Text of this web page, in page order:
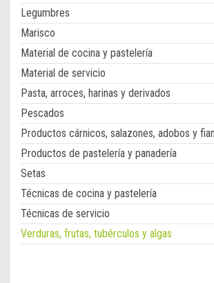
Legumbres
Marisco
Material de cocina y pastelería
Material de servicio
Pasta, arroces, harinas y derivados
Pescados
Productos cárnicos, salazones, adobos y
Productos de pastelería y panadería
Setas
Técnicas de cocina y pastelería
Técnicas de servicio
Verduras, frutas, tubérculos y algas